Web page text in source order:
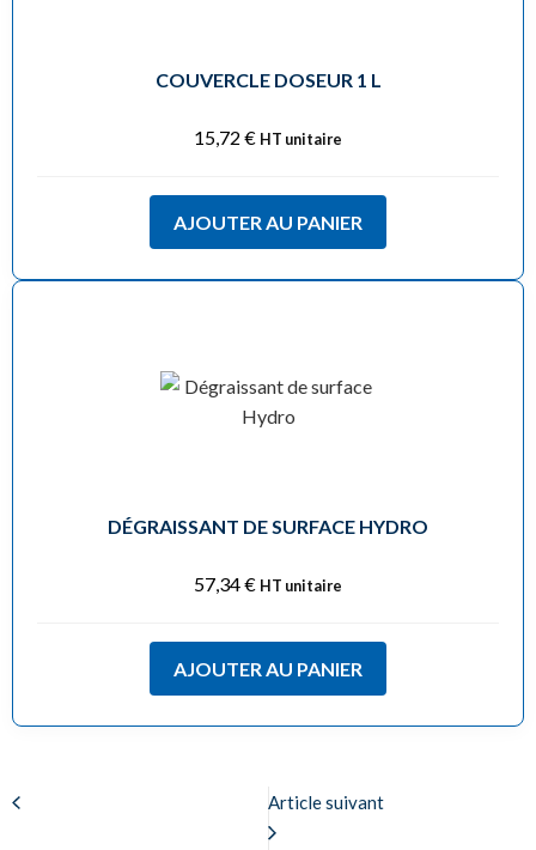
COUVERCLE DOSEUR 1 L
15,72 € HT unitaire
AJOUTER AU PANIER
DÉGRAISSANT DE SURFACE HYDRO
57,34€ HT unitaire
AJOUTER AU PANIER
Article suivant